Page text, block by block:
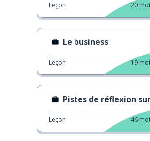
Leçon 20
Le business
Leçon 19
Pistes de réflexion sur le
Leçon 46